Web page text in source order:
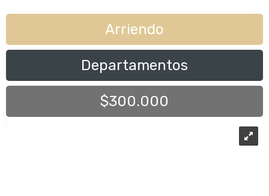
Arriendo
Departamentos
$300.000